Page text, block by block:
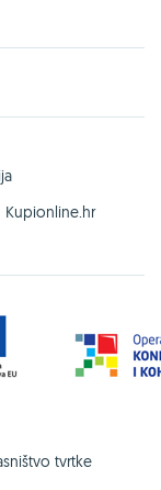
Kupionline.hr
tvrtke